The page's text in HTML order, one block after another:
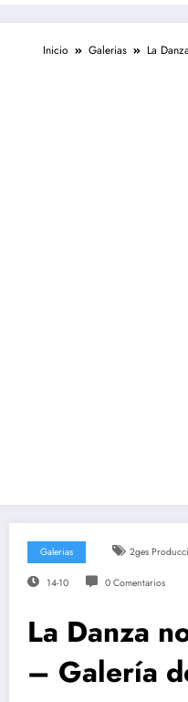
Inicio Galerias La
Galerias 2ges
14-10 0 Comentarios
La Danza
– Galería